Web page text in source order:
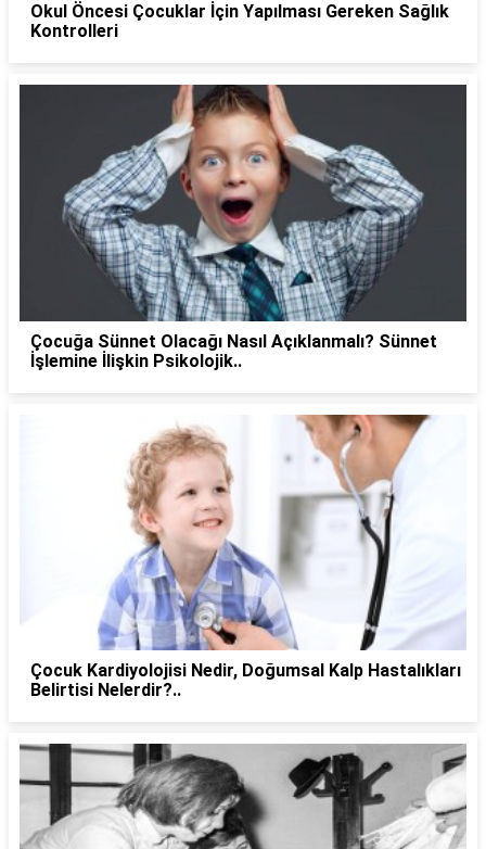
Okul Öncesi Çocuklar İçin Yapılması Gereken Sağlık
Kontrolleri
Çocuğa Sünnet Olacağı Nasıl Açıklanmalı? Sünnet
İşlemine İlişkin Psikolojik..
Çocuk Kardiyolojisi Nedir, Doğumsal Kalp Hastalıkları
Belirtisi Nelerdir?..